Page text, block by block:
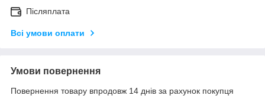
Післяплата
Всі умови оплати
Умови повернення
Повернення товару впродовж 14 днів за рахунок покупця